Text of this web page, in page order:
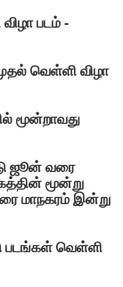
படம் -
வெள்ளி விழா
மூன்றாவது
ஜூன் வரை
மூன்று
மாநகரம் இன்று
படங்கள் வெள்ளி